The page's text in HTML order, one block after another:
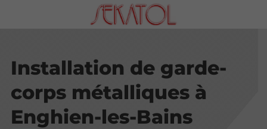
Installation de garde-
corps métalliques à
Enghien-les-Bains